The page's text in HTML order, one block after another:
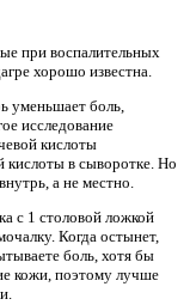
при воспалительных
хорошо известна.
уменьшает боль,
исследование
кислоты
кислоты в сыворотке. Но
а не местно.
с 1 столовой ложкой
Когда остынет,
боль, хотя бы
кожи, поэтому лучше